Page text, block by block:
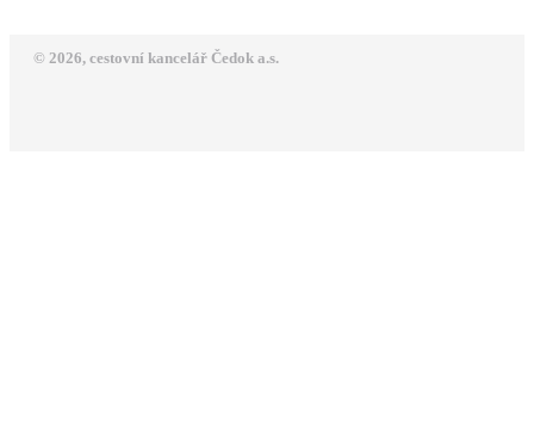
© 2026, cestovní kancelář Čedok a.s.